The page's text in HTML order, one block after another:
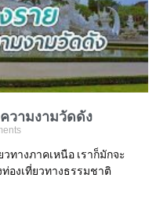
วามงามวัดดัง
ทางภาคเหนือ เราก็มักจะ
องเที่ยวทางธรรมชาติ